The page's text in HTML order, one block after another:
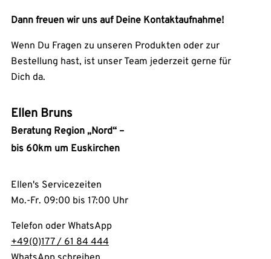
Dann freuen wir uns auf Deine Kontaktaufnahme!
Wenn Du Fragen zu unseren Produkten oder zur
Bestellung hast, ist unser Team jederzeit gerne für
Dich da.
Ellen Bruns
Beratung Region „Nord“ –
bis 60km um Euskirchen
Ellen's Servicezeiten
Mo.-Fr. 09:00 bis 17:00 Uhr
Telefon oder WhatsApp
+49(0)177 / 61 84 444